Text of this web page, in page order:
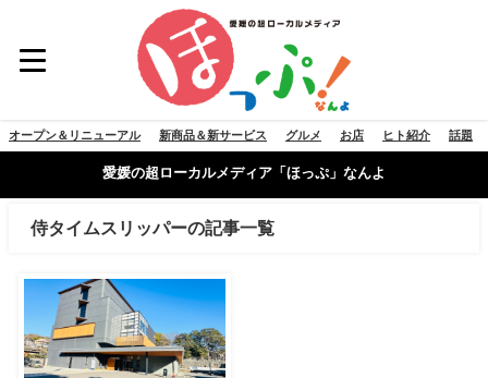
オープン＆リニューアル 新商品＆新サービス グルメ お店 ヒト紹介 話題
愛媛の超ローカルメディア「ほっぷ」なんよ
侍タイムスリッパーの記事一覧